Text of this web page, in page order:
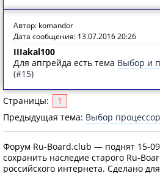
Автор: komandor
Дата сообщения: 13.07.2016 20:26
IIIakal100
Для апгрейда есть тема Выбор и
(#15)
Страницы:
1
Предыдущая тема: Выбор
Форум Ru-Board.club — поднят 15-
сохранить наследие старого Ru-
российского интернета. Сделано